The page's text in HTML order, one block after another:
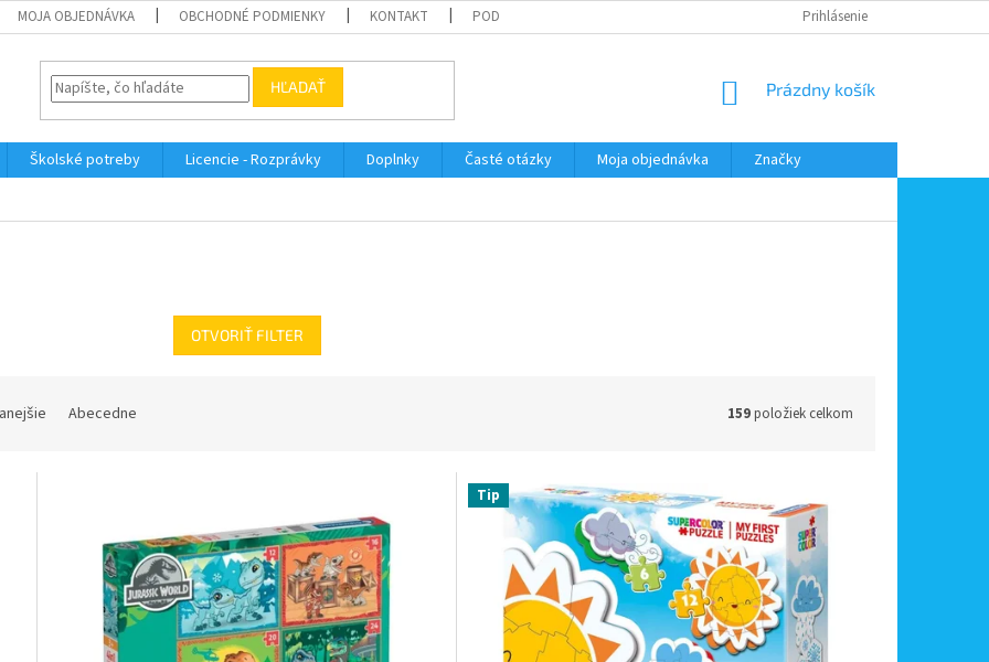
MOJA OBJEDNÁVKA OBCHODNÉ PODMIENKY KONTAKT PODMIENKY OOÚ ODSTÚPENIE OD ZMLUVY
Prihlásenie
HĽADAŤ
NÁKUPNÝ
Prázdny košík
Školské potreby Licencie - Rozprávky Doplnky Časté otázky Moja objednávka
Značky
OTVORIŤ FILTER
Abecedne 159položiek celkom
Tip